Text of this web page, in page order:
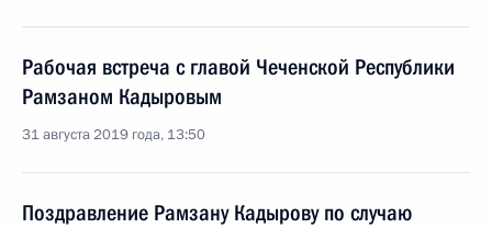
Рабочая встреча с главой Чеченской Республики
Рамзаном Кадыровым
31 августа 2019 года, 13:50
Поздравление Рамзану Кадырову по случаю